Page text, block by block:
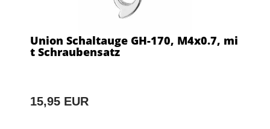
Union Schaltauge GH-170, M4x0.7, mi
t Schraubensatz
15,95 EUR